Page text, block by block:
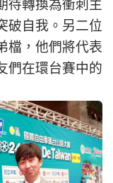
待轉換為衝刺主
破自我。另二位
檔，他們將代表
們在環台賽中的